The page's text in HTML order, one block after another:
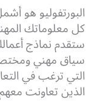
البورتفوليو
كل معلوماتك
ستقدم نماذج
سياق مهني
التي ترغب في
الذين تعاونت